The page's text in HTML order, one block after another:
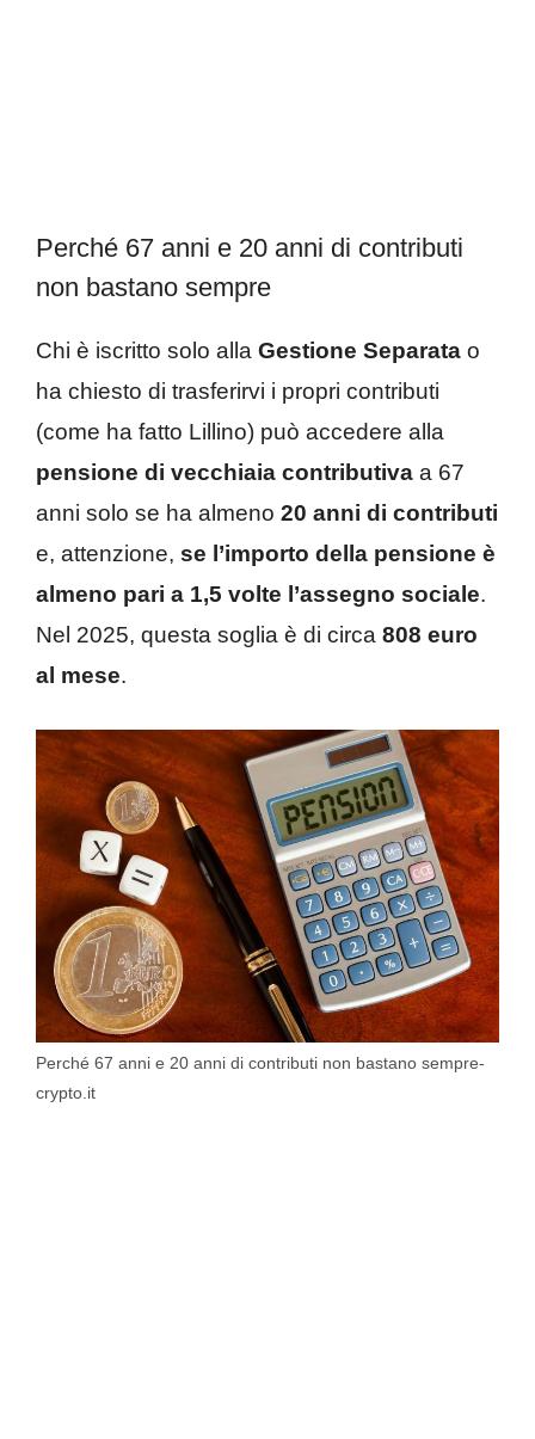
Perché 67 anni e 20 anni di contributi
non bastano sempre
Chi è iscritto solo alla Gestione Separata o
ha chiesto di trasferirvi i propri contributi
(come ha fatto Lillino) può accedere alla
pensione di vecchiaia contributiva a 67
anni solo se ha almeno 20 anni di contributi
e, attenzione, se l’importo della pensione è
almeno pari a 1,5 volte l’assegno sociale.
Nel 2025, questa soglia è di circa 808 euro
al mese.
Perché 67 anni e 20 anni di contributi non bastano sempre-
crypto.it